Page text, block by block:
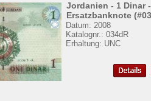
Jordanien - 1 Dinar -
Ersatzbanknote
Datum: 2008
Katalognr.: 034dR
Erhaltung: UNC